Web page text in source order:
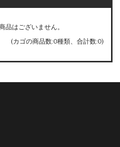
品はございません。
(カゴの商品数:0種類、合計数:0)